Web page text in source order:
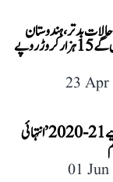
بدتر، ہندوستان
اور عالمی بینک مل کر کریں گے 15 ہزار کروڑ روپے
23 Apr
ہندوستانی معیشت کے لیے 21-2020 ’انتہائی
01